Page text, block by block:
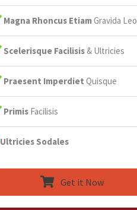
Magna Rhoncus EtiamGravida Leo
Scelerisque Facilisis& Ultricies
Praesent Imperdiet Quisque
PrimisFacilisis
Ultricies Sodales
Get it Now